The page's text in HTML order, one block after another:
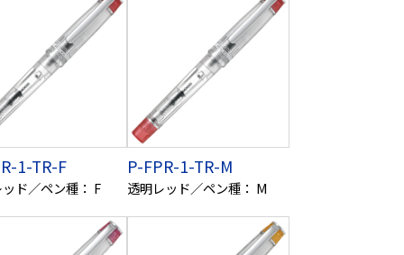
1-TR-F
ド／ペン種： F
P-FPR-1-TR-M
透明レッド／ペン種： M